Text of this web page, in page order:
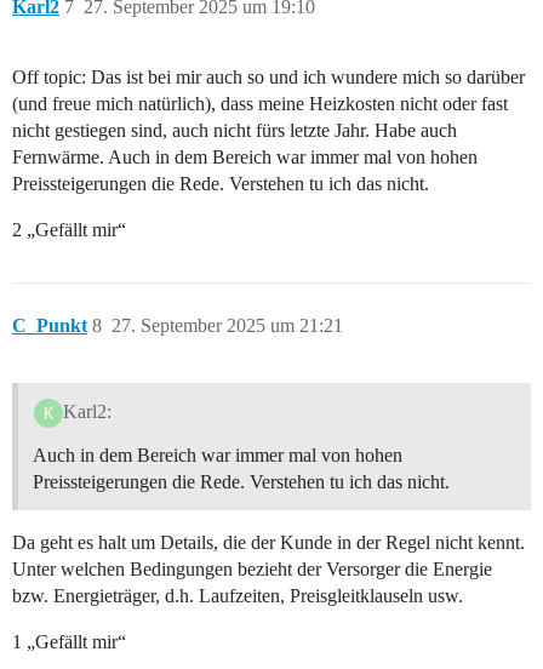
Karl2 27. September 2025 um 19:10
7
Off topic: Das ist bei mir auch so und ich wundere mich so darüber
(und freue mich natürlich), dass meine Heizkosten nicht oder fast
nicht gestiegen sind, auch nicht fürs letzte Jahr. Habe auch
Fernwärme. Auch in dem Bereich war immer mal von hohen
Preissteigerungen die Rede. Verstehen tu ich das nicht.
2 „Gefällt mir“
C_Punkt 27. September 2025 um 21:21
8
Karl2:
Auch in dem Bereich war immer mal von hohen
Preissteigerungen die Rede. Verstehen tu ich das nicht.
Da geht es halt um Details, die der Kunde in der Regel nicht kennt.
Unter welchen Bedingungen bezieht der Versorger die Energie
bzw. Energieträger, d.h. Laufzeiten, Preisgleitklauseln usw.
1 „Gefällt mir“